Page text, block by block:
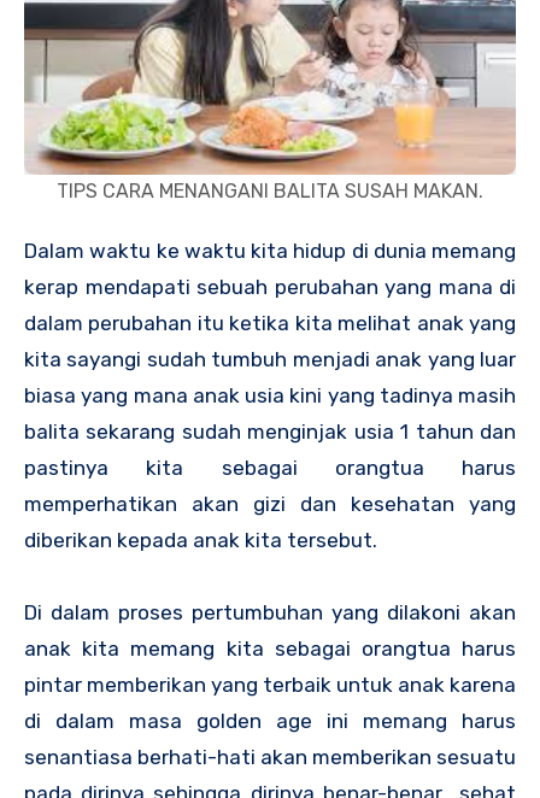
TIPS CARA MENANGANI BALITA SUSAH MAKAN.
Dalam waktu ke waktu kita hidup di dunia memang
kerap mendapati sebuah perubahan yang mana di
dalam perubahan itu ketika kita melihat anak yang
kita sayangi sudah tumbuh menjadi anak yang luar
biasa yang mana anak usia kini yang tadinya masih
balita sekarang sudah menginjak usia 1 tahun dan
pastinya kita sebagai orangtua harus
memperhatikan akan gizi dan kesehatan yang
diberikan kepada anak kita tersebut.
Di dalam proses pertumbuhan yang dilakoni akan
anak kita memang kita sebagai orangtua harus
pintar memberikan yang terbaik untuk anak karena
di dalam masa golden age ini memang harus
senantiasa berhati-hati akan memberikan sesuatu
pada dirinya sehingga dirinya benar-benar sehat